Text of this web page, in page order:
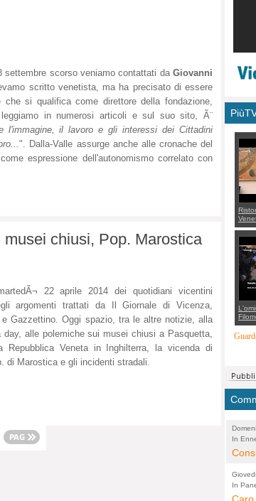
settembre scorso veniamo contattati daGiovanni
scritto venetista, ma ha precisato di essere
si qualifica come direttore della fondazione,
in numerosi articoli e sul suo sito, Ã¨
l'immagine, il lavoro e gli interessi dei Cittadini
". Dalla-Valle assurge anche alle cronache del
espressione dell'autonomismo correlato con
chiusi, Pop. Marostica
22 aprile 2014 dei quotidiani vicentini
argomenti trattati da Il Giornale di Vicenza,
e Gazzettino. Oggi spazio, tra le altre notizie, alla
day, alle polemiche sui musei chiusi a Pasquetta,
Repubblica Veneta in Inghilterra,
la vicenda di
di Marostica e gli incidenti stradali.
con
In
In